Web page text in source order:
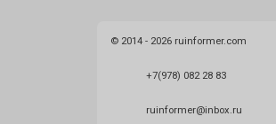
© 2014 - 2026 ruinformer.com
+7(978) 082 28 83
ruinformer@inbox.ru